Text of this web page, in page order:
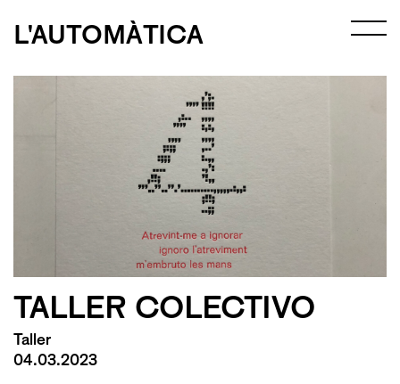
L'AUTOMÀTICA
TALLER COLECTIVO
Taller
04.03.2023